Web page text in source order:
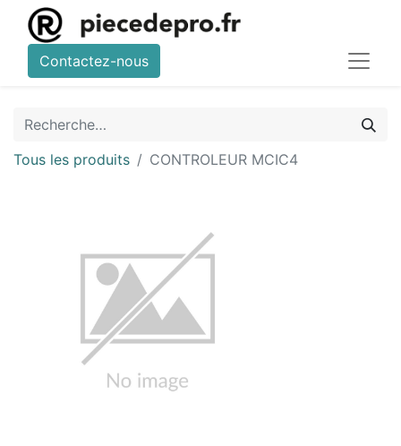
Contactez-nous
Tous les produits CONTROLEUR MCIC4